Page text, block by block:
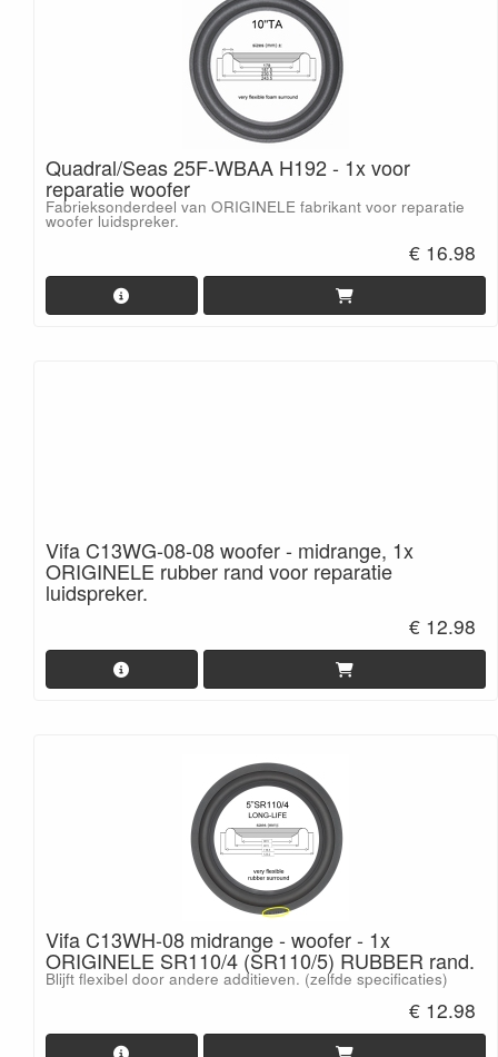
Quadral/Seas 25F-WBAA H192 - 1x voor
reparatie woofer
Fabrieksonderdeel van ORIGINELE fabrikant voor reparatie
woofer luidspreker.
€ 16.98
Vifa C13WG-08-08 woofer - midrange, 1x
ORIGINELE rubber rand voor reparatie
luidspreker.
€ 12.98
Vifa C13WH-08 midrange - woofer - 1x
ORIGINELE SR110/4 (SR110/5) RUBBER rand.
Blijft flexibel door andere additieven. (zelfde specificaties)
€ 12.98